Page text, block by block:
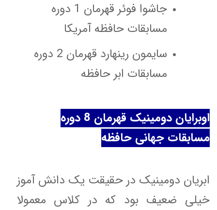
جاشوا فوئر قهرمان 1 دوره
مسابقات حافظه آمریکا
سایمون رینهارد قهرمان 2 دوره
مسابقات ابر حافظه
اوبرایان دومینیک قهرمان 8 دوره
مسابقات جهانی حافظه
ابریان دومینیک در حقیقت یک دانش آموز
خیلی ضعیف بود که در کلاس معمولا